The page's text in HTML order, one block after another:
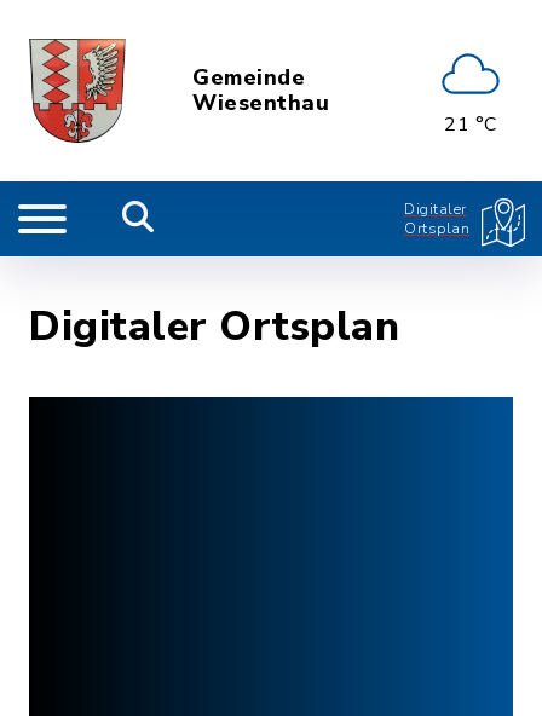
Gemeinde
Wiesenthau
21 °C
Digitaler
Ortsplan
Digitaler Ortsplan